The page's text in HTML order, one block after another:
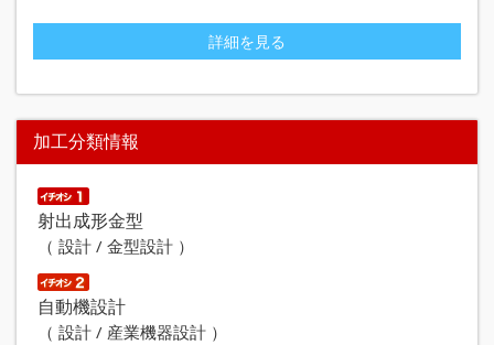
生産しています。またロボットシステムを駆使し、インサー
ト成型等も無人で行っています。
【塗装】
自社製作の自動塗装システムで生産性の高い塗装を実現して
います。レーザ―マーキングを施しお客様のご要望にお応え
します。
【ＦＡ（ファクトリーオートメーション）】
ロボットを中心に周辺装置を設計製作し、あらゆる自動化に
対応します。特にインサート成型に関しては20年の実績があ
り、自動化に合わせた金型づくりを含めたご提案が可能で
す。
詳細を見る
加工分類情報
射出成形金型
（ 設計 / 金型設計 ）
自動機設計
（ 設計 / 産業機器設計 ）